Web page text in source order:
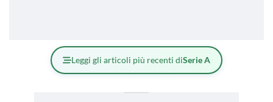
Leggi gli articoli più recenti diSerie A